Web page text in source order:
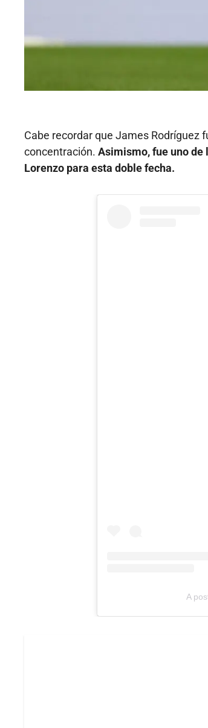
Cabe recordar que James Rodríguez
concentración. Asimismo, fue uno
Lorenzo para esta doble fecha.
A